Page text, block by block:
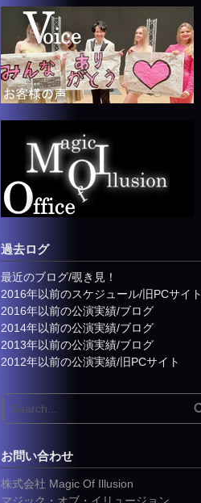
過去ログ
最近のブログ/覗き見！
2016年以前のスケジュール/旧PCサイト
2016年以前の公演実績/ブログ
2014年以前の公演実績/ブログ
2013年以前の公演実績/ブログ
2012年以前の公演実績/旧PCサイト
お問い合わせ
株式会社 Magic Of Illusion
マジック・オブ・イリュージョン